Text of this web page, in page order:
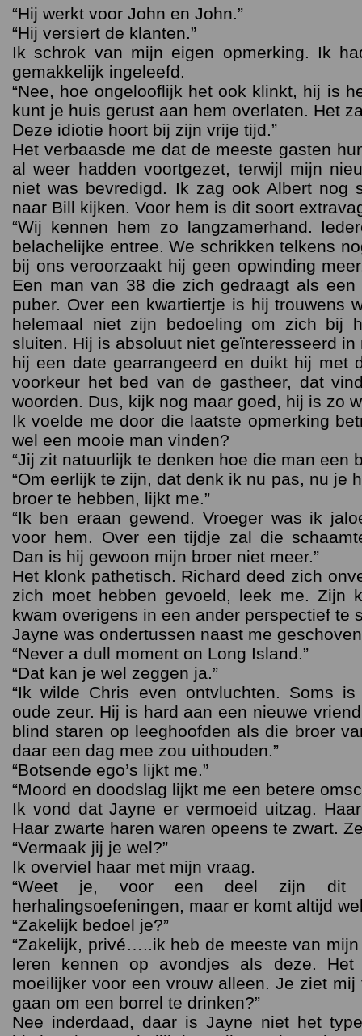
“Hij werkt voor John en John.”
“Hij versiert de klanten.”
Ik schrok van mijn eigen opmerking. Ik
gemakkelijk ingeleefd.
“Nee, hoe ongelooflijk het ook klinkt, hij is
kunt je huis gerust aan hem overlaten. Het
Deze idiotie hoort bij zijn vrije tijd.”
Het verbaasde me dat de meeste gasten
al weer hadden voortgezet, terwijl mijn
niet was bevredigd. Ik zag ook Albert nog
naar Bill kijken. Voor hem is dit soort
“Wij kennen hem zo langzamerhand.
belachelijke entree. We schrikken telkens
bij ons veroorzaakt hij geen opwinding
Een man van 38 die zich gedraagt als
puber. Over een kwartiertje is hij trouwens
helemaal niet zijn bedoeling om zich bij
sluiten. Hij is absoluut niet geïnteresseerd
hij een date gearrangeerd en duikt hij met
voorkeur het bed van de gastheer, dat
woorden. Dus, kijk nog maar goed, hij is zo
Ik voelde me door die laatste opmerking
wel een mooie man vinden?
“Jij zit natuurlijk te denken hoe die man een
“Om eerlijk te zijn, dat denk ik nu pas, nu je
broer te hebben, lijkt me.”
“Ik ben eraan gewend. Vroeger was ik
voor hem. Over een tijdje zal die
Dan is hij gewoon mijn broer niet meer.”
Het klonk pathetisch. Richard deed zich
zich moet hebben gevoeld, leek me. Zijn
kwam overigens in een ander perspectief te
Jayne was ondertussen naast me
“Never a dull moment on Long Island.”
“Dat kan je wel zeggen ja.”
“Ik wilde Chris even ontvluchten. Soms is
oude zeur. Hij is hard aan een nieuwe
blind staren op leeghoofden als die broer
daar een dag mee zou uithouden.”
“Botsende ego’s lijkt me.”
“Moord en doodslag lijkt me een betere
Ik vond dat Jayne er vermoeid uitzag.
Haar zwarte haren waren opeens te zwart.
“Vermaak jij je wel?”
Ik overviel haar met mijn vraag.
“Weet je, voor een deel zijn dit
herhalingsoefeningen, maar er komt altijd
“Zakelijk bedoel je?”
“Zakelijk, privé…..ik heb de meeste van
leren kennen op avondjes als deze.
moeilijker voor een vrouw alleen. Je ziet
gaan om een borrel te drinken?”
Nee inderdaad, daar is Jayne niet het